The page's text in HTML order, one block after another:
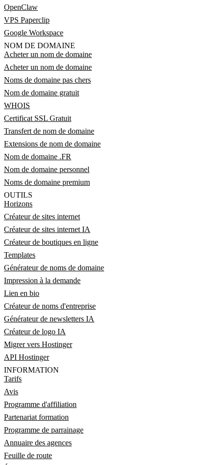
OpenClaw
VPS Paperclip
Google Workspace
NOM DE DOMAINE
Acheter un nom de domaine
Acheter un nom de domaine
Noms de domaine pas chers
Nom de domaine gratuit
WHOIS
Certificat SSL Gratuit
Transfert de nom de domaine
Extensions de nom de domaine
Nom de domaine .FR
Nom de domaine personnel
Noms de domaine premium
OUTILS
Horizons
Créateur de sites internet
Créateur de sites internet IA
Créateur de boutiques en ligne
Templates
Générateur de noms de domaine
Impression à la demande
Lien en bio
Créateur de noms d'entreprise
Générateur de newsletters IA
Créateur de logo IA
Migrer vers Hostinger
API Hostinger
INFORMATION
Tarifs
Avis
Programme d'affiliation
Partenariat formation
Programme de parrainage
Annuaire des agences
Feuille de route